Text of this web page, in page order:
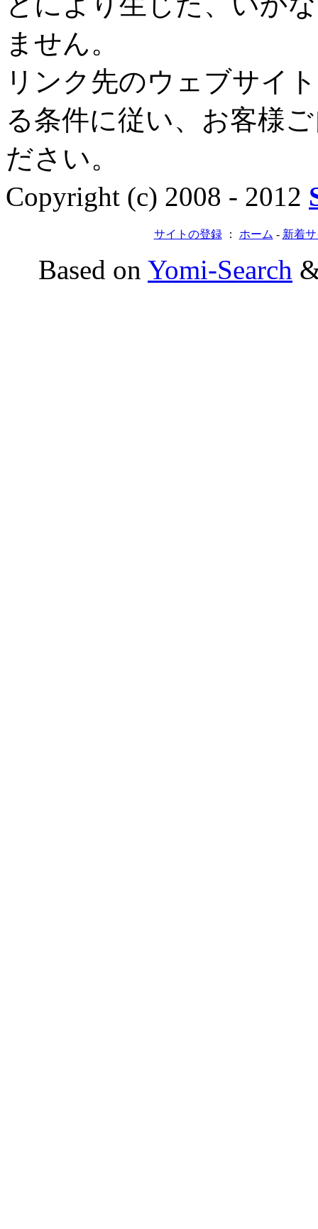
ません。
リンク先のウェブサイ
る条件に従い、お客様
ださい。
Copyright (c) 2008 - 2012
サイトの登録： ホーム - 新着
Based on Yomi-Search